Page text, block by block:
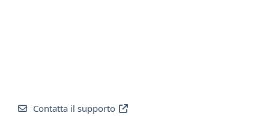
Contatta il supporto